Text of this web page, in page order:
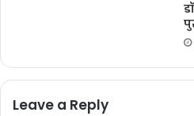
Leave a Reply